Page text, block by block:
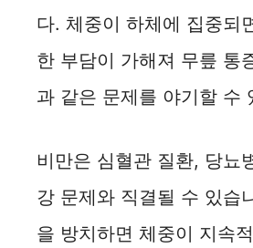
다. 체중이 하체에 집중되
한 부담이 가해져 무릎 통
과 같은 문제를 야기할 수
비만은 심혈관 질환, 당뇨
강 문제와 직결될 수 있습
을 방치하면 체중이 지속